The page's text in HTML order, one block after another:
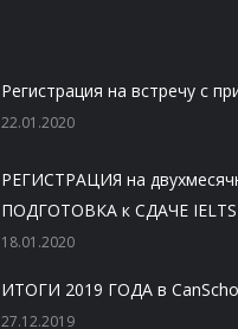
Регистрация на встречу с
22.01.2020
РЕГИСТРАЦИЯ на
ПОДГОТОВКА к СДАЧЕ IELTS
18.01.2020
ИТОГИ 2019 ГОДА в
27.12.2019